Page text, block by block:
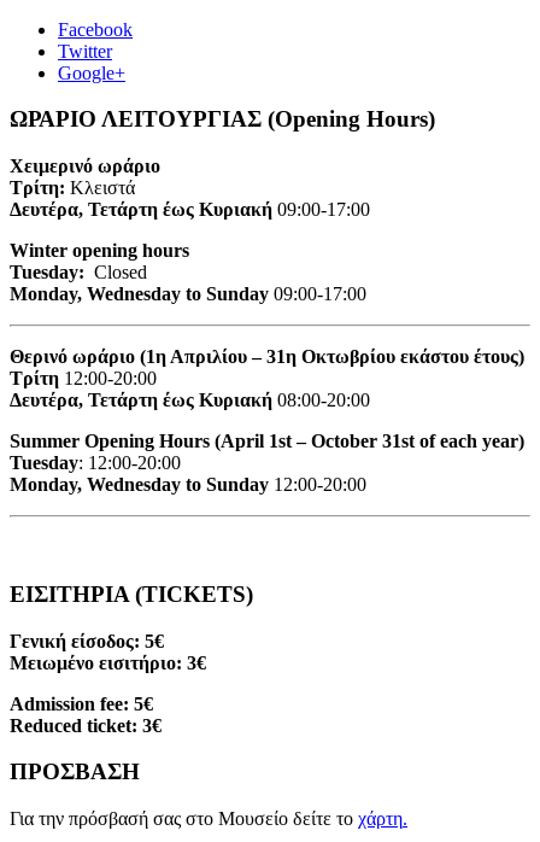
Facebook
Twitter
Google+
ΩΡΑΡΙΟ ΛΕΙΤΟΥΡΓΙΑΣ (Opening Hours)
Χειμερινό ωράριο
Τρίτη: Κλειστά
Δευτέρα, Τετάρτη έως Κυριακή 09:00-17:00
Winter opening hours
Tuesday: Closed
Monday, Wednesday to Sunday 09:00-17:00
Θερινό ωράριο (1η Απριλίου – 31η Οκτωβρίου εκάστου έτους)
Τρίτη 12:00-20:00
Δευτέρα, Τετάρτη έως Κυριακή 08:00-20:00
Summer Opening Hours (April 1st – October 31st of each year)
Tuesday: 12:00-20:00
Monday, Wednesday to Sunday 12:00-20:00
ΕΙΣΙΤΗΡΙΑ (TICKETS)
Γενική είσοδος: 5€
Μειωμένο εισιτήριο: 3€
Admission fee: 5€
Reduced ticket: 3€
ΠΡΟΣΒΑΣΗ
Για την πρόσβασή σας στο Μουσείο δείτε το χάρτη.